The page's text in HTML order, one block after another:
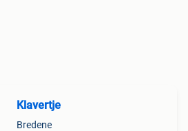
Klavertje
Bredene